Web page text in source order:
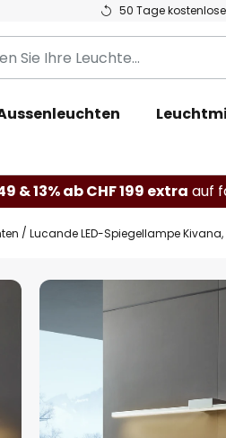
50 Tage
& 13% ab CHF 199 extra auf
Lucande LED-Spiegellampe